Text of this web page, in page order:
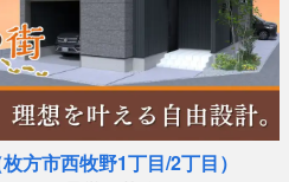
方市西牧野1丁目/2丁目）